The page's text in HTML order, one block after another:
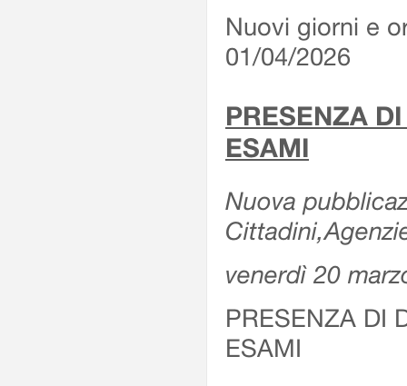
Nuovi giorni e
01/04/2026
PRESENZA
ESAMI
Nuova
venerdì 20
PRESENZA DI
ESAMI